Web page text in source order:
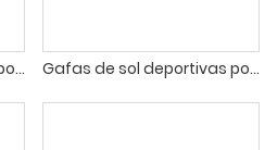
Gafas de sol deportivas polarizadas TR90 para hombres y mujeres, pesca, running, golf, motocicleta, montura TR90, protección UV400. Gafas de sol deportivas polarizadas OEM, ligeras, con montura TR90, para conducir, ciclismo, pesca y protección UV.